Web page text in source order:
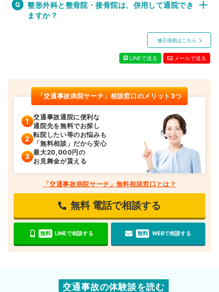
整形外科と整骨院・接骨院は、併用して通院でき
ますか？
修正依頼はこちら
LINEで送る メールで送る
「交通事故病院サーチ」相談窓口のメリット3つ
交通事故通院に便利な
通院先を無料でお探し
転院したい等のお悩みも
「無料相談」だから安心
最大20,000円の
お見舞金が貰える
「交通事故病院サーチ」無料相談窓口とは？
無料 電話で相談する
無料 LINEで相談する 無料 WEBで相談する
交通事故の体験談を読む